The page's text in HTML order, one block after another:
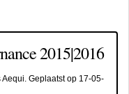
2015|2016
Aequi. Geplaatst op 17-05-